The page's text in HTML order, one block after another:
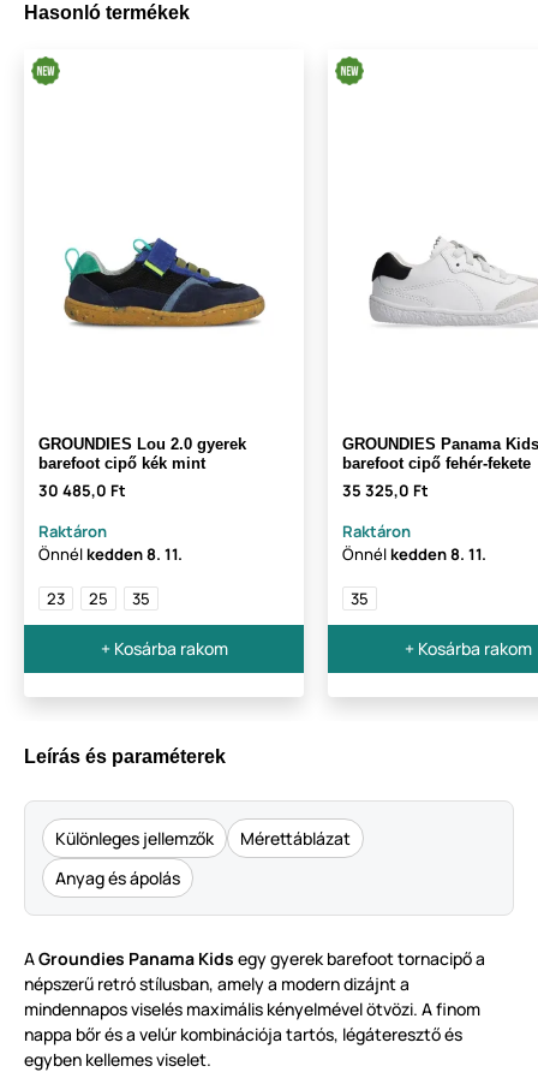
Hasonló termékek
GROUNDIES Lou 2.0 gyerek
barefoot cipő kék mint
30 485,0 Ft
Raktáron
Önnélkedden8. 11.
23 25 35
+ Kosárba rakom
GROUNDIES Panama
barefoot cipő fehér-fekete
35 325,0 Ft
Raktáron
Önnélkedden8. 11.
35
+ Kosárba rakom
Leírás és paraméterek
Különleges jellemzők
Mérettáblázat
Anyag és ápolás
AGroundies Panama Kids egy gyerek barefoot tornacipő a
népszerű retró stílusban, amely a modern dizájnt a
mindennapos viselés maximális kényelmével ötvözi. A finom
nappa bőr és a velúr kombinációja tartós, légáteresztő és
egyben kellemes viselet.